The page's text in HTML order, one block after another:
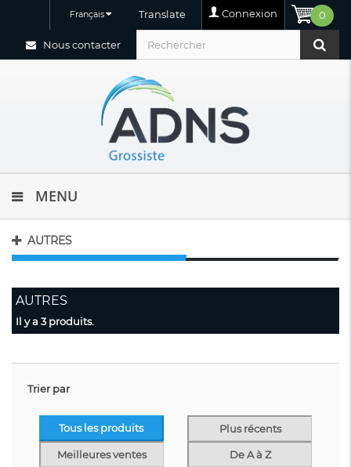
0
Connexion
Translate
Français
Nous contacter
MENU
AUTRES
AUTRES
Il y a 3 produits.
Trier par
Tous les produits Plus récents
Meilleures ventes De A à Z